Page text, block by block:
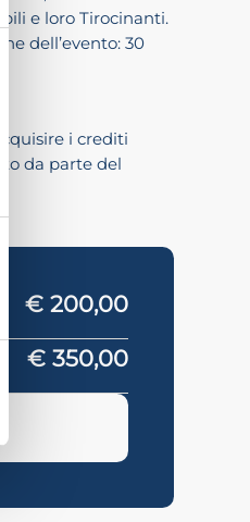
e loro Tirocinanti.
dell’evento: 30
i crediti
da parte del
€ 200,00
€ 350,00